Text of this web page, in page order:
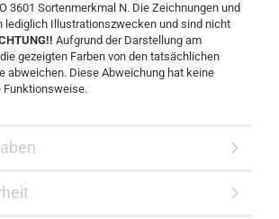
3601 Sortenmerkmal N. Die Zeichnungen und
lediglich Illustrationszwecken und sind nicht
Aufgrund der Darstellung am
gezeigten Farben von den tatsächlichen
abweichen. Diese Abweichung hat keine
Funktionsweise.